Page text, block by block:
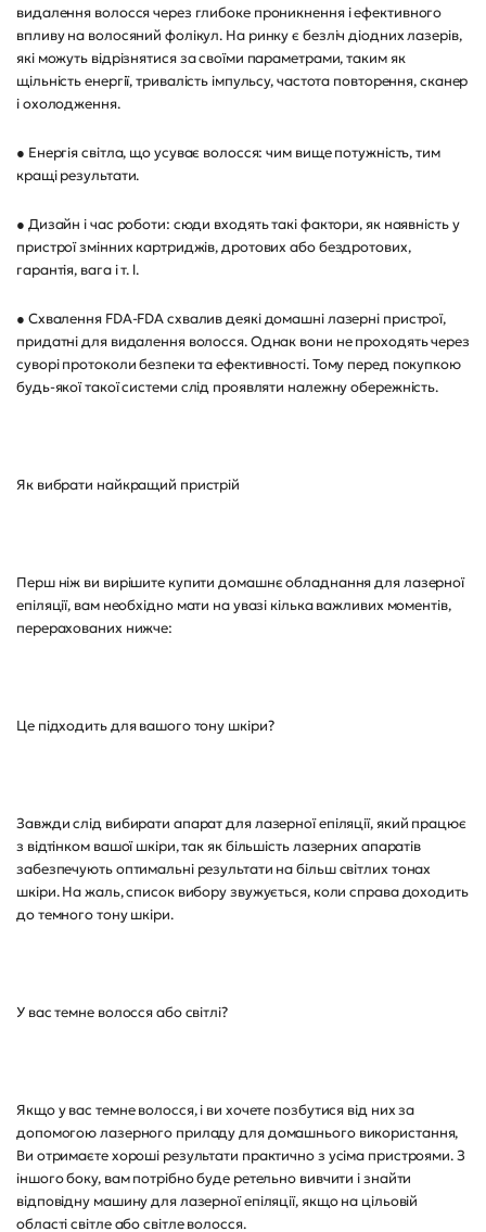
видалення волосся через глибоке проникнення і ефективного
впливу на волосяний фолікул. На ринку є безліч діодних лазерів,
які можуть відрізнятися за своїми параметрами, таким як
щільність енергії, тривалість імпульсу, частота повторення, сканер
і охолодження.
● Енергія світла, що усуває волосся: чим вище потужність, тим
кращі результати.
● Дизайн і час роботи: сюди входять такі фактори, як наявність у
пристрої змінних картриджів, дротових або бездротових,
гарантія, вага і т. l.
● Схвалення FDA-FDA схвалив деякі домашні лазерні пристрої,
придатні для видалення волосся. Однак вони не проходять через
суворі протоколи безпеки та ефективності. Тому перед покупкою
будь-якої такої системи слід проявляти належну обережність.
Як вибрати найкращий пристрій
Перш ніж ви вирішите купити домашнє обладнання для лазерної
епіляції, вам необхідно мати на увазі кілька важливих моментів,
перерахованих нижче:
Це підходить для вашого тону шкіри?
Завжди слід вибирати апарат для лазерної епіляції, який працює
з відтінком вашої шкіри, так як більшість лазерних апаратів
забезпечують оптимальні результати на більш світлих тонах
шкіри. На жаль, список вибору звужується, коли справа доходить
до темного тону шкіри.
У вас темне волосся або світлі?
Якщо у вас темне волосся, і ви хочете позбутися від них за
допомогою лазерного приладу для домашнього використання,
Ви отримаєте хороші результати практично з усіма пристроями. З
іншого боку, вам потрібно буде ретельно вивчити і знайти
відповідну машину для лазерної епіляції, якщо на цільовій
області світле або світле волосся.